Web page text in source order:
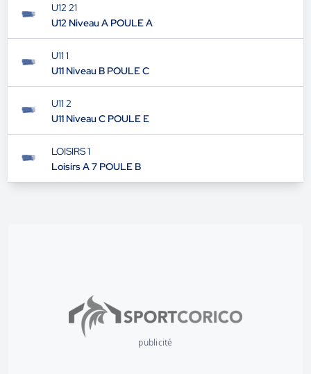
U12 21
U12 Niveau A POULE A
U11 1
U11 Niveau B POULE C
U11 2
U11 Niveau C POULE E
LOISIRS 1
Loisirs A 7 POULE B
publicité